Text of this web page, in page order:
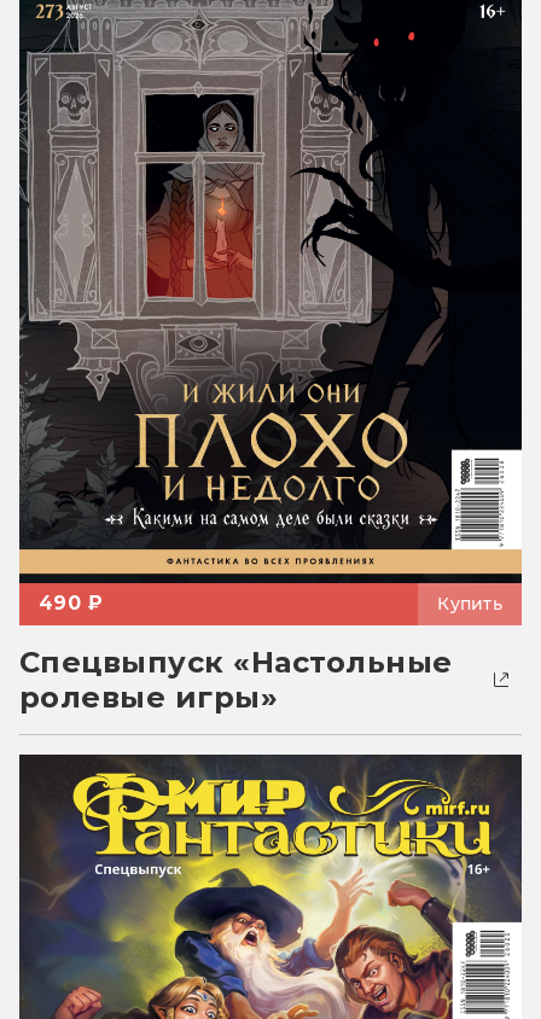
490 ₽ Купить
Спецвыпуск «Настольные
ролевые игры»